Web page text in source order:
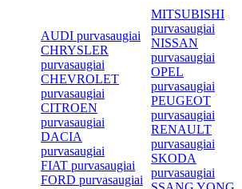
AUDI purvasaugiai
CHRYSLER
purvasaugiai
CHEVROLET
purvasaugiai
CITROEN
purvasaugiai
DACIA
purvasaugiai
FIAT purvasaugiai
FORD purvasaugiai
MITSUBISHI
purvasaugiai
NISSAN
purvasaugiai
OPEL
purvasaugiai
PEUGEOT
purvasaugiai
RENAULT
purvasaugiai
SKODA
purvasaugiai